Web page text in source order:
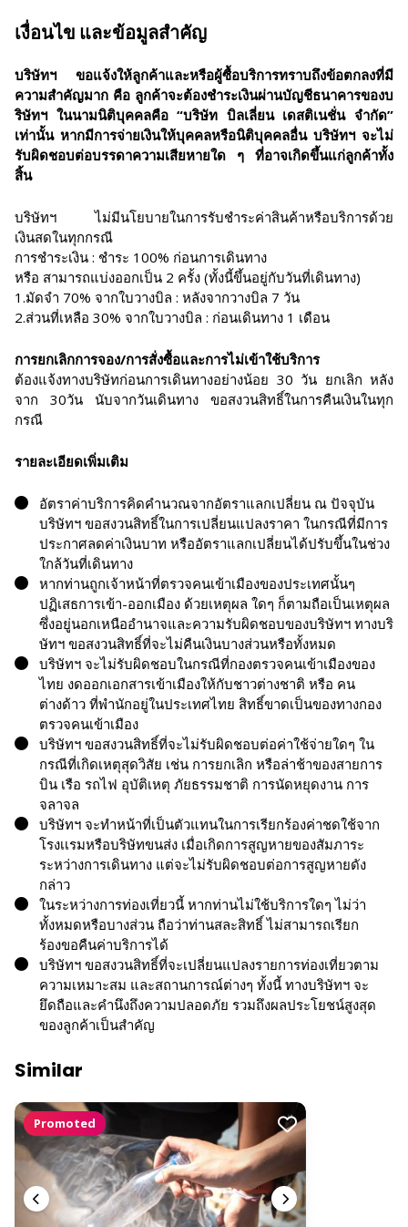
เงื่อนไข และข้อมูลสำคัญ
บริษัทฯ ขอแจ้งให้ลูกค้าและหรือผู้ซื้อบริการทราบถึงข้อตกลงที่มี
ความสำคัญมาก คือ ลูกค้าจะต้องชำระเงินผ่านบัญชีธนาคารของบ
ริษัทฯ ในนามนิติบุคคลคือ “บริษัท บิลเลี่ยน เดสติเนชั่น จำกัด”
เท่านั้น หากมีการจ่ายเงินให้บุคคลหรือนิติบุคคลอื่น บริษัทฯ จะไม่
รับผิดชอบต่อบรรดาความเสียหายใด ๆ ที่อาจเกิดขึ้นแก่ลูกค้าทั้ง
สิ้น
บริษัทฯ ไม่มีนโยบายในการรับชำระค่าสินค้าหรือบริการด้วย
เงินสดในทุกกรณี
การชำระเงิน : ชำระ 100% ก่อนการเดินทาง
หรือ สามารถแบ่งออกเป็น 2 ครั้ง (ทั้งนี้ขึ้นอยู่กับวันที่เดินทาง)
1.มัดจำ 70% จากใบวางบิล : หลังจากวางบิล 7 วัน
2.ส่วนที่เหลือ 30% จากใบวางบิล : ก่อนเดินทาง 1 เดือน
การยกเลิกการจอง/การสั่งซื้อและการไม่เข้าใช้บริการ
ต้องแจ้งทางบริษัทก่อนการเดินทางอย่างน้อย 30 วัน ยกเลิก หลัง
จาก 30วัน นับจากวันเดินทาง ขอสงวนสิทธิ์ในการคืนเงินในทุก
กรณี
รายละเอียดเพิ่มเติม
อัตราค่าบริการคิดคำนวณจากอัตราแลกเปลี่ยน ณ ปัจจุบัน
บริษัทฯ ขอสงวนสิทธิ์ในการเปลี่ยนแปลงราคา ในกรณีที่มีการ
ประกาศลดค่าเงินบาท หรืออัตราแลกเปลี่ยนได้ปรับขึ้นในช่วง
ใกล้วันที่เดินทาง
หากท่านถูกเจ้าหน้าที่ตรวจคนเข้าเมืองของประเทศนั้นๆ
ปฏิเสธการเข้า-ออกเมือง ด้วยเหตุผล ใดๆ ก็ตามถือเป็นเหตุผล
ซึ่งอยู่นอกเหนืออำนาจและความรับผิดชอบของบริษัทฯ ทางบริ
ษัทฯ ขอสงวนสิทธิ์ที่จะไม่คืนเงินบางส่วนหรือทั้งหมด
บริษัทฯ จะไม่รับผิดชอบในกรณีที่กองตรวจคนเข้าเมืองของ
ไทย งดออกเอกสารเข้าเมืองให้กับชาวต่างชาติ หรือ คน
ต่างด้าว ที่พำนักอยู่ในประเทศไทย สิทธิ์ขาดเป็นของทางกอง
ตรวจคนเข้าเมือง
บริษัทฯ ขอสงวนสิทธิ์ที่จะไม่รับผิดชอบต่อค่าใช้จ่ายใดๆ ใน
กรณีที่เกิดเหตุสุดวิสัย เช่น การยกเลิก หรือล่าช้าของสายการ
บิน เรือ รถไฟ อุบัติเหตุ ภัยธรรมชาติ การนัดหยุดงาน การ
จลาจล
บริษัทฯ จะทำหน้าที่เป็นตัวแทนในการเรียกร้องค่าชดใช้จาก
โรงเเรมหรือบริษัทขนส่ง เมื่อเกิดการสูญหายของสัมภาระ
ระหว่างการเดินทาง แต่จะไม่รับผิดชอบต่อการสูญหายดัง
กล่าว
ในระหว่างการท่องเที่ยวนี้ หากท่านไม่ใช้บริการใดๆ ไม่ว่า
ทั้งหมดหรือบางส่วน ถือว่าท่านสละสิทธิ์ ไม่สามารถเรียก
ร้องขอคืนค่าบริการได้
บริษัทฯ ขอสงวนสิทธิ์ที่จะเปลี่ยนแปลงรายการท่องเที่ยวตาม
ความเหมาะสม และสถานการณ์ต่างๆ ทั้งนี้ ทางบริษัทฯ จะ
ยึดถือและคำนึงถึงความปลอดภัย รวมถึงผลประโยชน์สูงสุด
ของลูกค้าเป็นสำคัญ
Similar
Promoted